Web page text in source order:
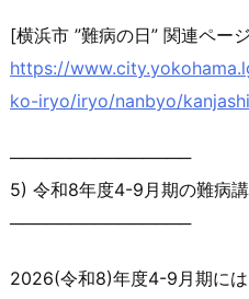
[横浜市 ”難病の日” 関連ペー
https://
ko-iryo/iryo/nanbyo/
───────────────
5) 令和8年度4-9月期の難病
───────────────
2026(令和8)年度4-9月期に